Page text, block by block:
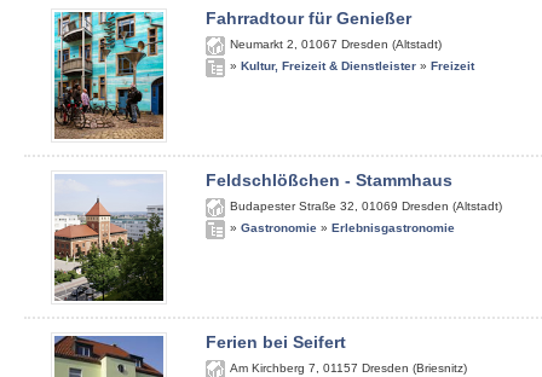
Fahrradtour für Genießer
Neumarkt 2 01067 Dresden (Altstadt)
» Kultur, Freizeit & Dienstleister » Freizeit
Feldschlößchen - Stammhaus
Budapester Straße 32 01069 Dresden (Altstadt)
» Gastronomie » Erlebnisgastronomie
Ferien bei Seifert
Am Kirchberg 7 01157 Dresden (Briesnitz)